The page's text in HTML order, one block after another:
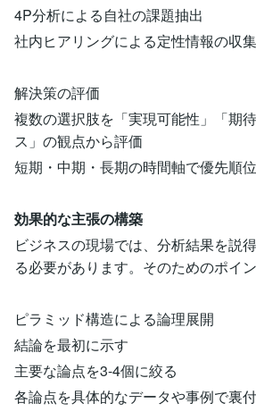
4P分析による自社の課題抽出
社内ヒアリングによる定性情報の収集
解決策の評価
複数の選択肢を「実現可能性」「期
ス」の観点から評価
短期・中期・長期の時間軸で優先順
効果的な主張の構築
ビジネスの現場では、分析結果を説
る必要があります。そのためのポイ
ピラミッド構造による論理展開
結論を最初に示す
主要な論点を3-4個に絞る
各論点を具体的なデータや事例で裏